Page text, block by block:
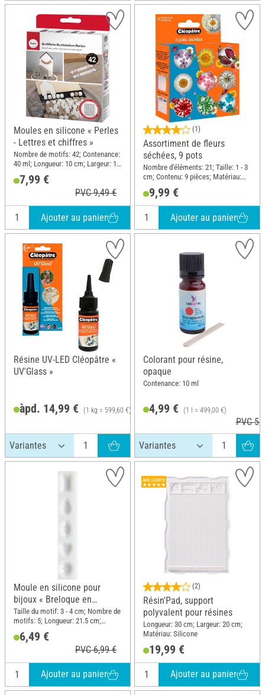
Moules en silicone « Perles
- Lettres et chiffres »
Nombre de motifs: 42; Contenance:
40 ml; Longueur: 10 cm; Largeur: 10
7,99 €
PVC 9,49 €
Ajouter au panier
(1)
Assortiment de fleurs
séchées, 9 pots
Nombre d'éléments: 21; Taille: 1 - 3
cm; Contenu: 9 pièces; Matériau:
9,99 €
Ajouter au panier
Résine UV-LED Cléopâtre «
UV'Glass »
àpd. 14,99 € (1 kg = 599,60 €)
Colorant pour résine,
opaque
Contenance: 10 ml
4,99 € (1 l = 499,00 €)
PVC
Moule en silicone pour
bijoux « Breloque en
diamant »
Taille du motif: 3 - 4 cm; Nombre de
motifs: 5; Longueur: 21.5 cm;
6,49 €
PVC 6,99 €
Ajouter au panier
(2)
Résin'Pad, support
polyvalent pour résines
Longueur: 30 cm; Largeur: 20 cm;
Matériau: Silicone
19,99 €
Ajouter au panier